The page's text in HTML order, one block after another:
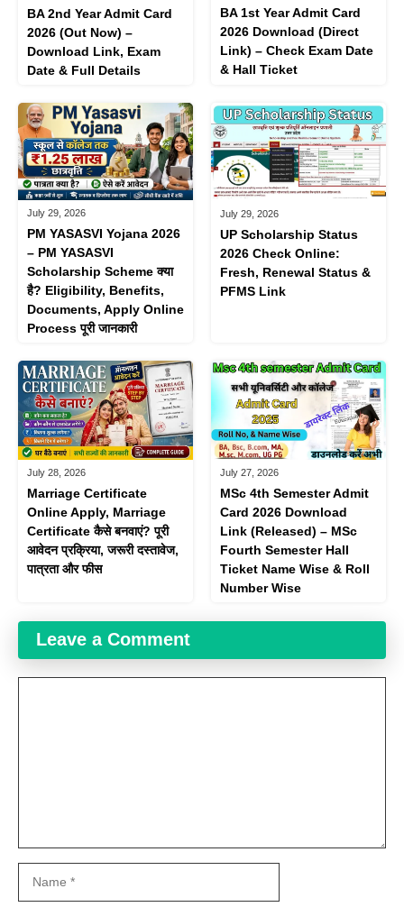
BA 2nd Year Admit Card
2026 (Out Now) –
Download Link, Exam
Date & Full Details
BA 1st Year Admit Card
2026 Download (Direct
Link) – Check Exam Date
& Hall Ticket
July 29, 2026
PM YASASVI Yojana 2026
– PM YASASVI
Scholarship Scheme क्या
है? Eligibility, Benefits,
Documents, Apply Online
Process पूरी जानकारी
July 29, 2026
UP Scholarship Status
2026 Check Online:
Fresh, Renewal Status &
PFMS Link
July 28, 2026
Marriage Certificate
Online Apply, Marriage
Certificate कैसे बनवाएं? पूरी
आवेदन प्रक्रिया, जरूरी दस्तावेज,
पात्रता और फीस
July 27, 2026
MSc 4th Semester Admit
Card 2026 Download
Link (Released) – MSc
Fourth Semester Hall
Ticket Name Wise & Roll
Number Wise
Leave a Comment